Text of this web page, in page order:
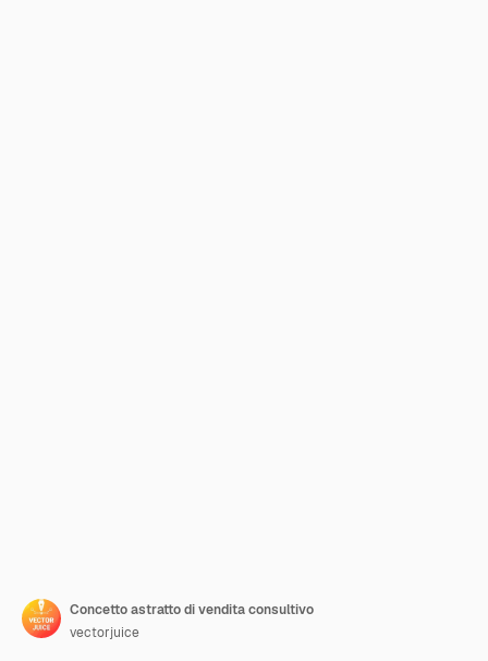
Concetto astratto di vendita consultivo
vectorjuice